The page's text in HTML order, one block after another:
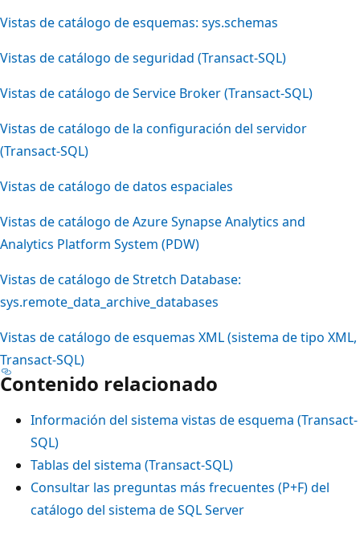
Vistas de catálogo de esquemas: sys.schemas
Vistas de catálogo de seguridad (Transact-SQL)
Vistas de catálogo de Service Broker (Transact-SQL)
Vistas de catálogo de la configuración del servidor
(Transact-SQL)
Vistas de catálogo de datos espaciales
Vistas de catálogo de Azure Synapse Analytics and
Analytics Platform System (PDW)
Vistas de catálogo de Stretch Database:
sys.remote_data_archive_databases
Vistas de catálogo de esquemas XML (sistema de tipo XML,
Transact-SQL)
Contenido relacionado
Información del sistema vistas de esquema (Transact-
SQL)
Tablas del sistema (Transact-SQL)
Consultar las preguntas más frecuentes (P+F) del
catálogo del sistema de SQL Server